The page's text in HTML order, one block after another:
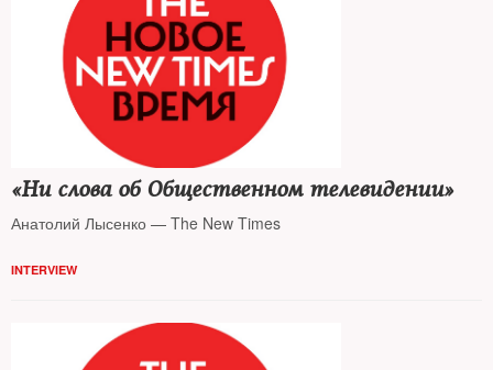
«Ни слова об Общественном телевидении»
Анатолий Лысенко — The New Times
INTERVIEW